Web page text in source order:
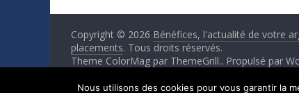
Copyright © 2026 Bénéfices, l'actualité de votre
placements. Tous droits réservés.
Theme ColorMag par ThemeGrill.. Propulsé par
Nous utilisons des cookies pour vous garantir la